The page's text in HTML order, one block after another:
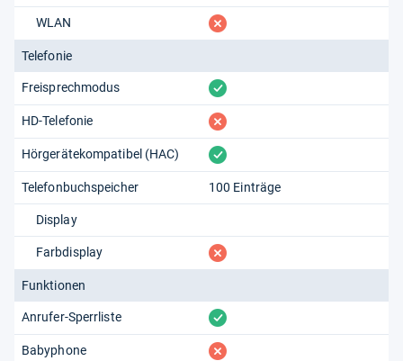
WLAN fehlt
Telefonie
Freisprechmodus vorhanden
HD-Telefonie fehlt
Hörgerätekompatibel (HAC) vorhanden
Telefonbuchspeicher 100 Einträge
Display
Farbdisplay fehlt
Funktionen
Anrufer-Sperrliste vorhanden
Babyphone fehlt